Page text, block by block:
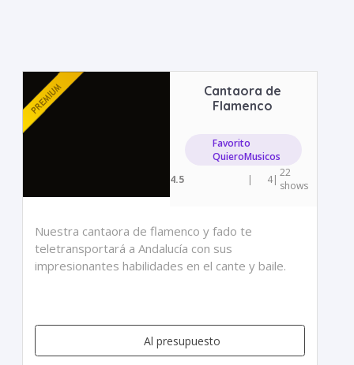
Cantaora de
Flamenco
Favorito
QuieroMusicos
4.5
| 4| 22
shows
Nuestra cantaora de flamenco y fado te
teletransportará a Andalucía con sus
impresionantes habilidades en el cante y baile.
Al presupuesto